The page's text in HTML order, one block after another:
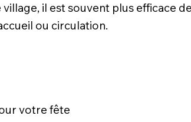
village, il est souvent plus efficace
ou circulation.
votre fête